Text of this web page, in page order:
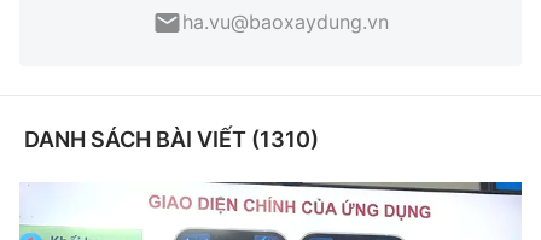
Chính trị
Xây dựng
Chỉ đạo điều hành
Giao thông
ha.vu@baoxaydung.vn
DANH SÁCH BÀI VIẾT (1310)